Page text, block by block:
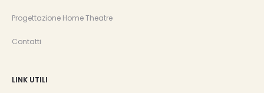
Progettazione Home Theatre
Contatti
LINK UTILI